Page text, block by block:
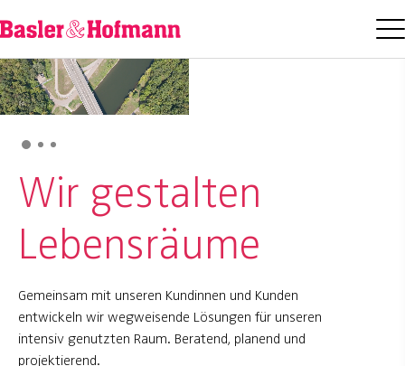
Wir gestalten
Lebensräume
Gemeinsam mit unseren Kundinnen und Kunden
entwickeln wir wegweisende Lösungen für unseren
intensiv genutzten Raum. Beratend, planend und
projektierend.
Werde Teil des
Teams
Unsere Unternehmenskultur zeichnet sich durch
das freundschaftlich-familiäre Miteinander aus. Wir
freuen uns über engagierte neue Mitarbeitende –
ob erfahren, ab Studium oder für ein Praktikum.
Nah und
vernetzt
Verwurzelt in Sachsen und Sachsen-Anhalt, sind wir
als Mitglied der Schweizer Unternehmensgruppe
Basler & Hofmann Teil eines internationalen
Netzwerks von Expertinnen und Experten.